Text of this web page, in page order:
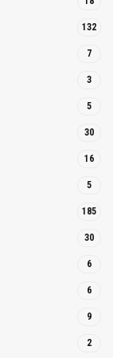
132
7
3
5
30
16
5
185
30
6
6
9
2